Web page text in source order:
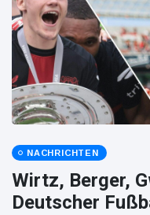
NACHRICHTEN
Wirtz, Berger,
Deutscher